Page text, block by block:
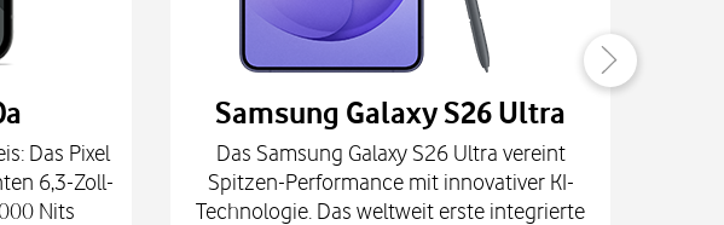
Das Pixel
6,3-Zoll-
Nits
Samsung Galaxy S26 Ultra
Das Samsung Galaxy S26 Ultra vereint
Spitzen-Performance mit innovativer KI-
Technologie. Das weltweit erste integrierte